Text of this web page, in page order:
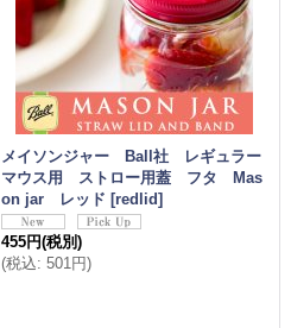
メイソンジャー Ball社 レギュラー
マウス用 ストロー用蓋 フタ Mas
on jar レッド [redlid]
455円(税別)
(税込: 501円)